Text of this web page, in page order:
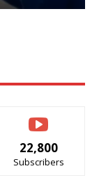
22,800
Subscribers